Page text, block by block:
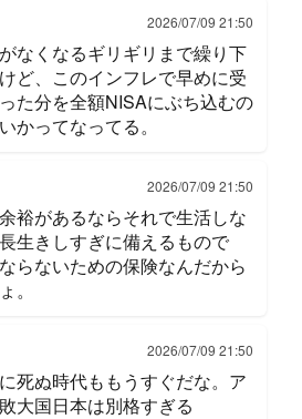
2026/07/09 21:50
なくなるギリギリまで繰り下
ど、このインフレで早めに受
た分を全額NISAにぶち込むの
かってなってる。
2026/07/09 21:50
裕があるならそれで生活しな
生きしすぎに備えるもので
らないための保険なんだから
。
2026/07/09 21:50
死ぬ時代ももうすぐだな。ア
大国日本は別格すぎる